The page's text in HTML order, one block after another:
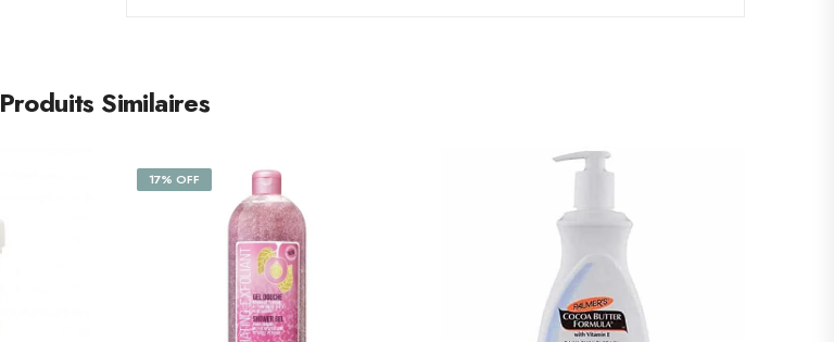
Produits Similaires
17% OFF